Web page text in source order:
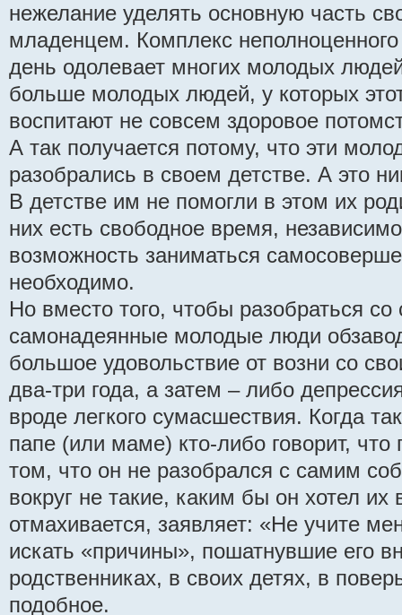
нежелание уделять основную часть
младенцем. Комплекс
день одолевает многих молодых
больше молодых людей, у которых
воспитают не совсем здоровое
А так получается потому, что эти
разобрались в своем детстве. А это
В детстве им не помогли в этом их
них есть свободное время,
возможность заниматься
необходимо.
Но вместо того, чтобы разобраться
самонадеянные молодые люди
большое удовольствие от возни со
два-три года, а затем – либо
вроде легкого сумасшествия. Когда
папе (или маме) кто-либо говорит, что
том, что он не разобрался с самим
вокруг не такие, каким бы он хотел их
отмахивается, заявляет: «Не учите
искать «причины», пошатнувшие его
родственниках, в своих детях, в
подобное.